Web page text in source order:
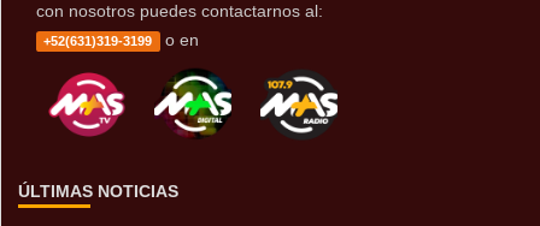
con nosotros puedes contactarnos al:
+52(631)319-3199 o en
ÚLTIMAS NOTICIAS